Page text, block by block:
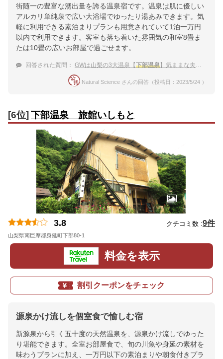
街随一の豊富な湧出量を誇る温泉宿です。温泉は肌に優しい
アルカリ単純泉で広い大浴場でゆったり湯あみできます。気
軽に利用できる素泊まりプランも用意されていて1泊一万円
以内で利用できます。客室も落ち着いた雰囲気の和室8畳ま
たは10畳の広いお部屋で過ごせます。
回答された質問： GWは山梨の3大温泉【下部温泉】気ままな夫婦旅。1万円以下で泊まれる宿は？
Natural Science さんの回答（投稿日：2023/5/24 ）
[6位] 下部温泉 旅館いしもと
3.8 クチコミ数 :9件
山梨県南巨摩郡身延町下部80-1
料金を表示
割引クーポンをチェック
源泉かけ流しを個室食で愉しむ宿
新源泉から引く五十度の天然温泉を、源泉かけ流しでゆった
り堪能できます。全室お部屋食で、旬の川魚や身延の素材を
味わうプランに加え、一万円以下の素泊まりや朝食付きプラ